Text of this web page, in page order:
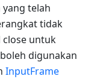
telah
tidak
untuk
digunakan
InputFrame